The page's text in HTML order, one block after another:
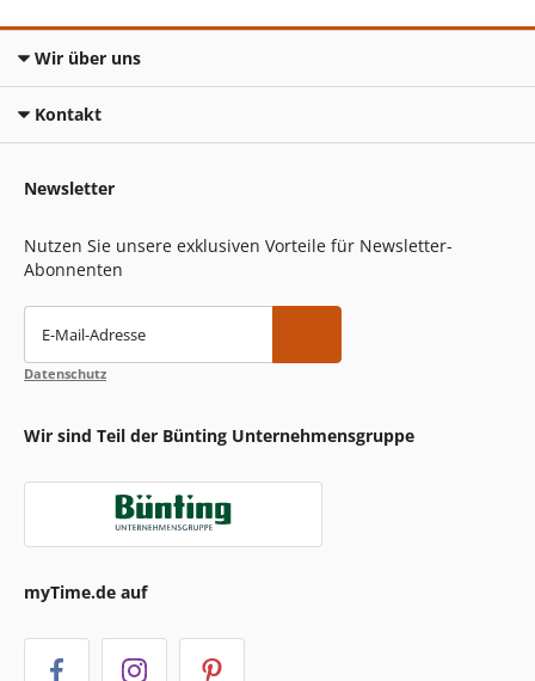
Wir über uns
Kontakt
Newsletter
Nutzen Sie unsere exklusiven Vorteile für Newsletter-
Abonnenten
E-Mail-Adresse
Datenschutz
Wir sind Teil der Bünting Unternehmensgruppe
myTime.de auf